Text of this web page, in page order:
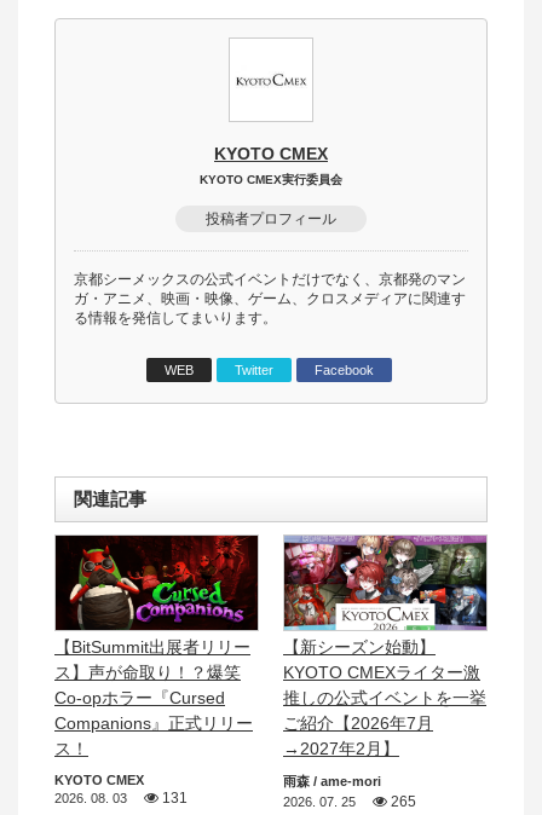
KYOTO CMEX
KYOTO CMEX実行委員会
投稿者プロフィール
京都シーメックスの公式イベントだけでなく、京都発のマン
ガ・アニメ、映画・映像、ゲーム、クロスメディアに関連す
る情報を発信してまいります。
WEB Twitter Facebook
関連記事
【BitSummit出展者リリー
ス】声が命取り！？爆笑
Co-opホラー『Cursed
Companions』正式リリー
ス！
KYOTO CMEX
2026. 08. 03
131
【新シーズン始動】
KYOTO CMEXライター激
推しの公式イベントを一挙
ご紹介【2026年7月
→2027年2月】
雨森 / ame-mori
2026. 07. 25
265